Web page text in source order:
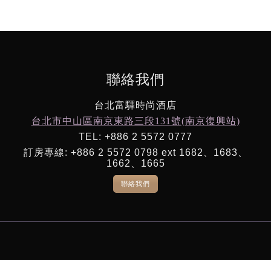
聯絡我們
台北富驛時尚酒店
台北市中山區南京東路三段131號(南京復興站)
TEL: +886 2 5572 0777
訂房專線: +886 2 5572 0798 ext 1682、1683、
1662、1665
聯絡我們